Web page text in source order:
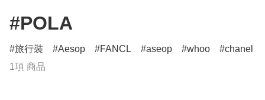
#POLA
旅行裝 Aesop FANCL aseop whoo
chanel
1項 商品